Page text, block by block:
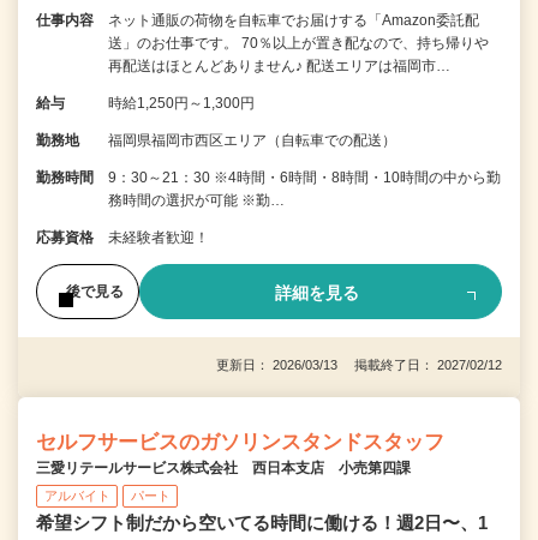
仕事内容
ネット通販の荷物を自転車でお届けする「Amazon委託配
送」のお仕事です。 70％以上が置き配なので、持ち帰りや
再配送はほとんどありません♪ 配送エリアは福岡市…
給与 時給1,250円～1,300円
勤務地 福岡県福岡市西区エリア（自転車での配送）
勤務時間
9：30～21：30 ※4時間・6時間・8時間・10時間の中から勤
務時間の選択が可能 ※勤…
応募資格 未経験者歓迎！
後で見る 詳細を見る
更新日： 2026/03/13 掲載終了日： 2027/02/12
セルフサービスのガソリンスタンドスタッフ
三愛リテールサービス株式会社 西日本支店 小売第四課
アルバイト パート
希望シフト制だから空いてる時間に働ける！週2日〜、1